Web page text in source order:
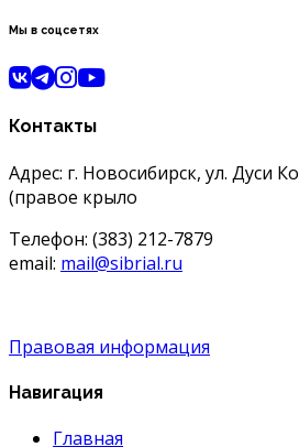
Мы в соцсетях
Контакты
Адрес: г. Новосибирск, ул. Дуси
(правое крыло
Телефон: (383) 212-7879
email: mail@sibrial.ru
Правовая информация
Навигация
Главная